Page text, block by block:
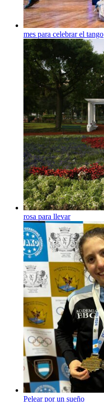
mes para celebrar el tango
rosa para llevar
Pelear por un sueño